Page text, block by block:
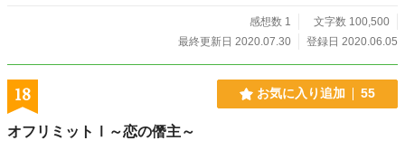
感想数 1
文字数 100,500
最終更新日 2020.07.30
登録日 2020.06.05
18 お気に入り追加 55
オフリミットⅠ～恋の僭主～